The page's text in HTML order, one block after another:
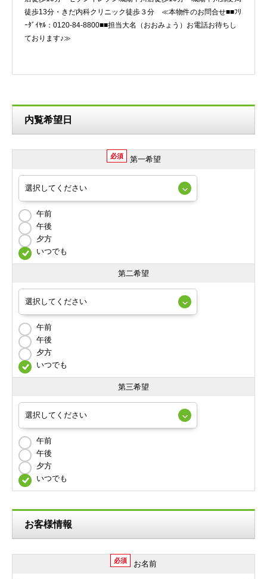
徒歩13分・きだ内科クリニック徒歩３分 ≪本物件のお問合せ■■ﾌﾘ
ｰﾀﾞｲﾔﾙ：0120-84-8800■■担当大名（おおみょう）お電話お待ちし
ております♪≫
内覧希望日
必須 第一希望
午前
午後
夕方
いつでも
第二希望
午前
午後
夕方
いつでも
第三希望
午前
午後
夕方
いつでも
お客様情報
必須 お名前